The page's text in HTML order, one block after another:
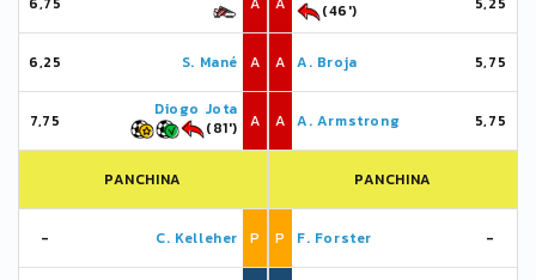
6,25 S. Mané A
7,75
Diogo Jota
(81')
A
PANCHINA
- C. Kelleher P
(46')
A A. Broja 5,75
A A. Armstrong 5,75
PANCHINA
P F. Forster -